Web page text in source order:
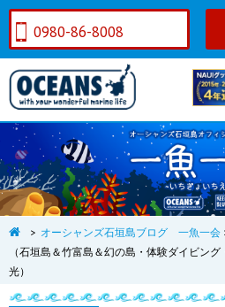
0980-86-8008
> オーシャンズ石垣島ブログ 一魚一会
（石垣島＆竹富島＆幻の島・体験ダイビン
光）